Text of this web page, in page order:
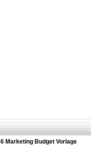
6 Marketing Budget Vorlage